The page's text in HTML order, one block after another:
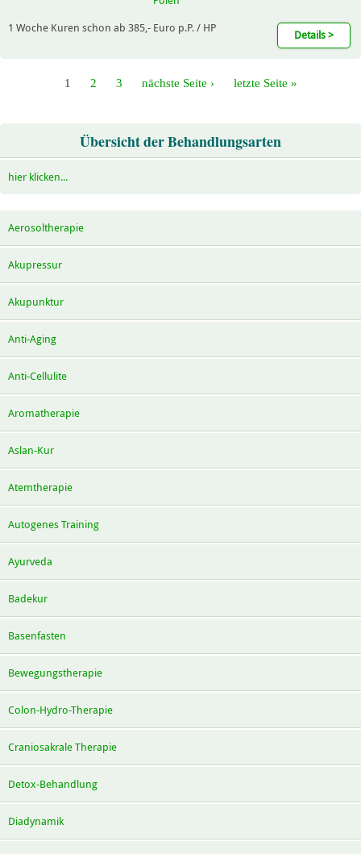
1 Woche Kuren schon ab 385,- Euro p.P. / HP
Details >
1 2 3 nächste Seite › letzte Seite »
Übersicht der Behandlungsarten
hier klicken...
Aerosoltherapie
Akupressur
Akupunktur
Anti-Aging
Anti-Cellulite
Aromatherapie
Aslan-Kur
Atemtherapie
Autogenes Training
Ayurveda
Badekur
Basenfasten
Bewegungstherapie
Colon-Hydro-Therapie
Craniosakrale Therapie
Detox-Behandlung
Diadynamik